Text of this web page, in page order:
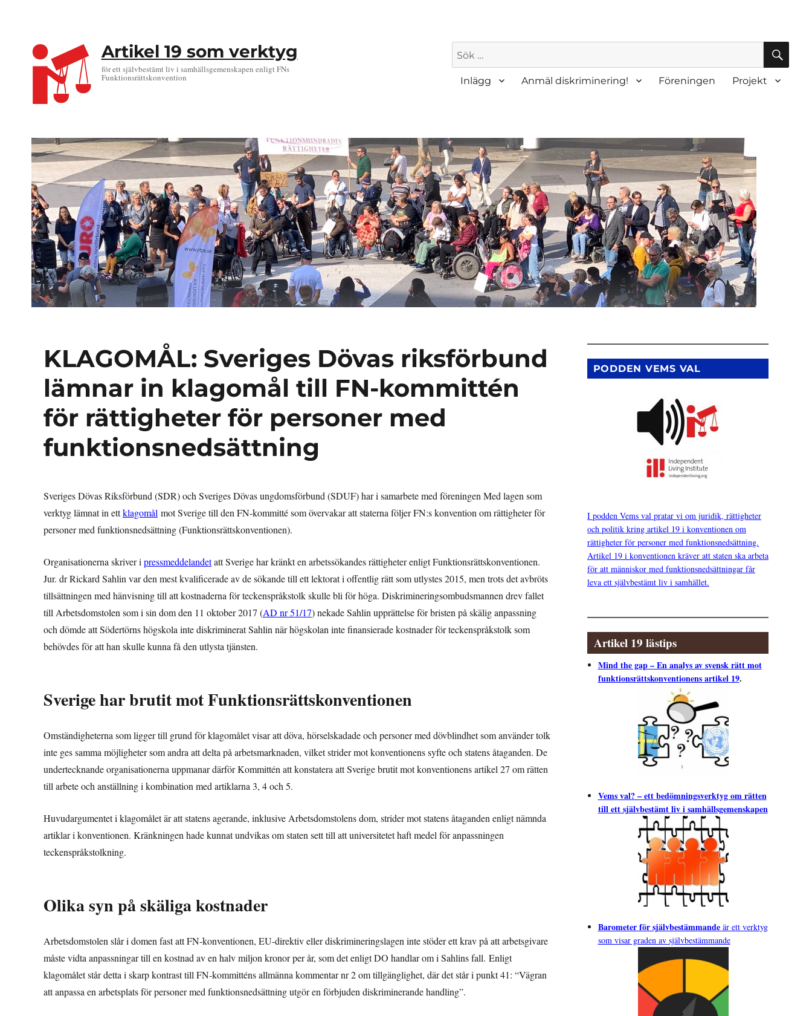
Artikel 19 som verktyg
för ett självbestämt liv i samhällsgemenskapen enligt FNs
Funktionsrättskonvention
Sök
efter:
SÖK
Inlägg Anmäl diskriminering! Föreningen Projekt
KLAGOMÅL: Sveriges Dövas riksförbund
lämnar in klagomål till FN-kommittén
för rättigheter för personer med
funktionsnedsättning
Sveriges Dövas Riksförbund (SDR) och Sveriges Dövas ungdomsförbund (SDUF) har i samarbete med föreningen Med lagen som
verktyg lämnat in ettklagomål mot Sverige till den FN-kommitté som övervakar att staterna följer FN:s konvention om rättigheter för
personer med funktionsnedsättning (Funktionsrättskonventionen).
Organisationerna skriver i pressmeddelandetatt Sverige har kränkt en arbetssökandes rättigheter enligt Funktionsrättskonventionen.
Jur. dr Rickard Sahlin var den mest kvalificerade av de sökande till ett lektorat i offentlig rätt som utlystes 2015, men trots det avbröts
tillsättningen med hänvisning till att kostnaderna för teckenspråkstolk skulle bli för höga. Diskrimineringsombudsmannen drev fallet
till Arbetsdomstolen som i sin dom den 11 oktober 2017 (AD nr 51/17) nekade Sahlin upprättelse för bristen på skälig anpassning
och dömde att Södertörns högskola inte diskriminerat Sahlin när högskolan inte finansierade kostnader för teckenspråkstolk som
behövdes för att han skulle kunna få den utlysta tjänsten.
Sverige har brutit mot Funktionsrättskonventionen
Omständigheterna som ligger till grund för klagomålet visar att döva, hörselskadade och personer med dövblindhet som använder tolk
inte ges samma möjligheter som andra att delta på arbetsmarknaden, vilket strider mot konventionens syfte och statens åtaganden. De
undertecknande organisationerna uppmanar därför Kommittén att konstatera att Sverige brutit mot konventionens artikel 27 om rätten
till arbete och anställning i kombination med artiklarna 3, 4 och 5.
Huvudargumentet i klagomålet är att statens agerande, inklusive Arbetsdomstolens dom, strider mot statens åtaganden enligt nämnda
artiklar i konventionen. Kränkningen hade kunnat undvikas om staten sett till att universitetet haft medel för anpassningen
teckenspråkstolkning.
Olika syn på skäliga kostnader
Arbetsdomstolen slår i domen fast att FN-konventionen, EU-direktiv eller diskrimineringslagen inte stöder ett krav på att arbetsgivare
måste vidta anpassningar till en kostnad av en halv miljon kronor per år, som det enligt DO handlar om i Sahlins fall. Enligt
klagomålet står detta i skarp kontrast till FN-kommitténs allmänna kommentar nr 2 om tillgänglighet, där det står i punkt 41: “Vägran
att anpassa en arbetsplats för personer med funktionsnedsättning utgör en förbjuden diskriminerande handling”.
PODDEN VEMS VAL
I podden Vems val pratar vi om juridik, rättigheter
och politik kring artikel 19 i konventionen om
rättigheter för personer med funktionsnedsättning.
Artikel 19 i konventionen kräver att staten ska arbeta
för att människor med funktionsnedsättningar får
leva ett självbestämt liv i samhället.
Artikel 19 lästips
Mind the gap – En analys av svensk rätt mot
funktionsrättskonventionens artikel 19.
Vems val? – ett bedömningsverktyg om rätten
till ett självbestämt liv i samhällsgemenskapen
Barometer för självbestämmandeär ett verktyg
som visar graden av självbestämmande